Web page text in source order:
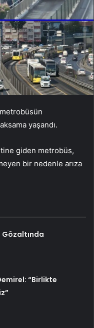
yaşandı.
giden metrobüs,
bir nedenle arıza
Gözaltında
“Birlikte